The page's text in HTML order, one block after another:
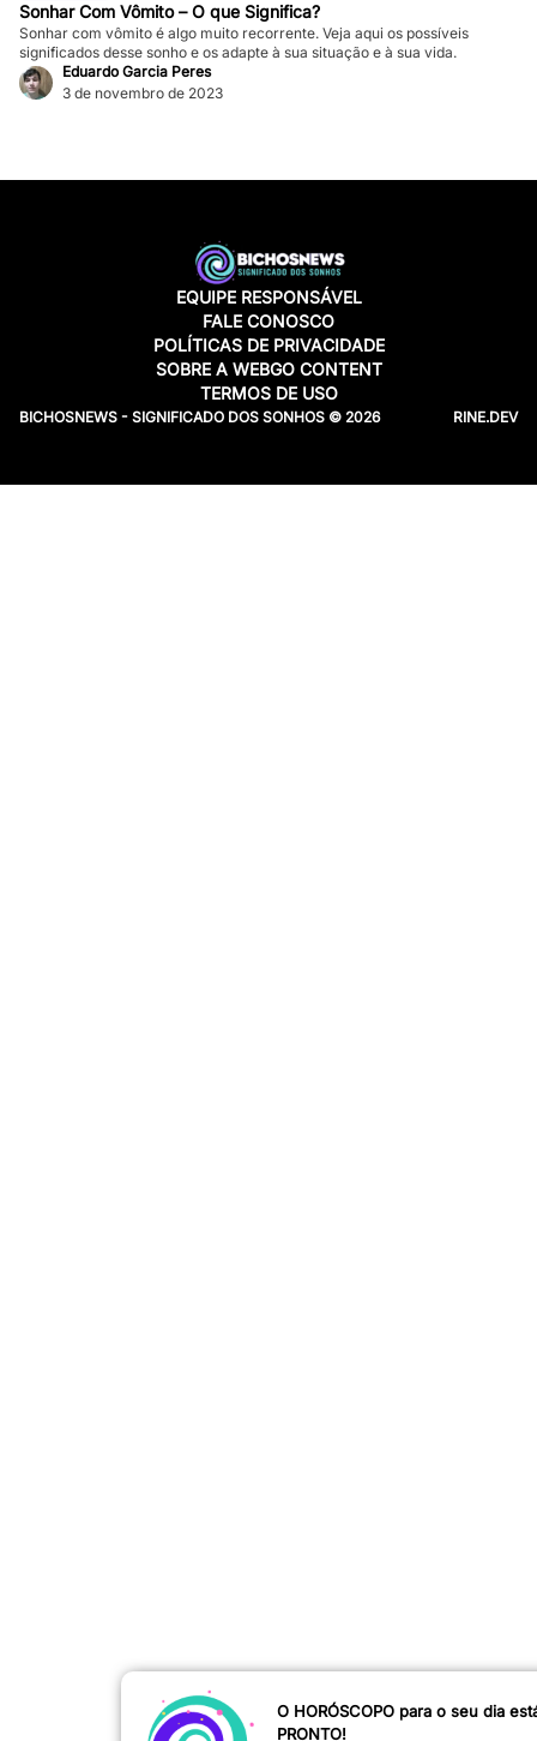
Sonhar Com Vômito – O que Significa?
Sonhar com vômito é algo muito recorrente. Veja aqui os possíveis
significados desse sonho e os adapte à sua situação e à sua vida.
Eduardo Garcia Peres
3 de novembro de 2023
EQUIPE RESPONSÁVEL
FALE CONOSCO
POLÍTICAS DE PRIVACIDADE
SOBRE A WEBGO CONTENT
TERMOS DE USO
BICHOSNEWS - SIGNIFICADO DOS SONHOS © 2026 RINE.DEV
O HORÓSCOPO para o seu dia
PRONTO!